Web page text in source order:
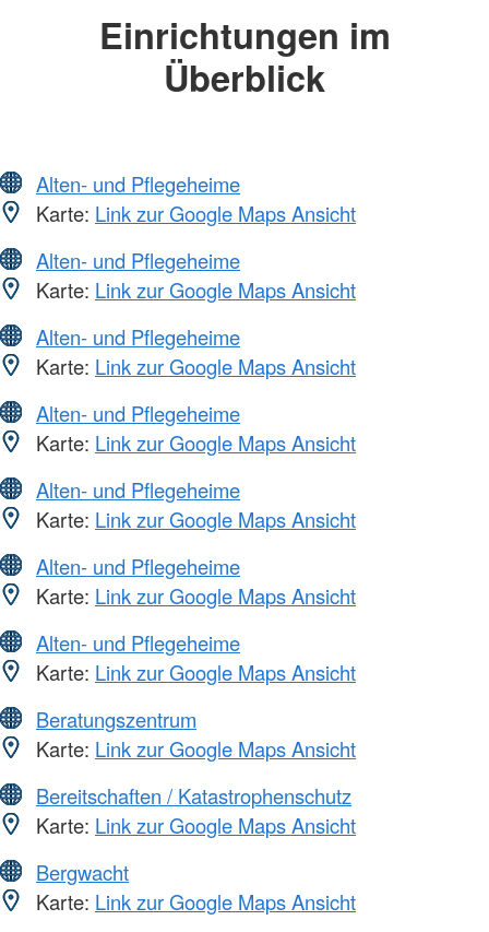
Einrichtungen im
Überblick
Alten- und Pflegeheime
Karte: Link zur Google Maps Ansicht
Alten- und Pflegeheime
Karte: Link zur Google Maps Ansicht
Alten- und Pflegeheime
Karte: Link zur Google Maps Ansicht
Alten- und Pflegeheime
Karte: Link zur Google Maps Ansicht
Alten- und Pflegeheime
Karte: Link zur Google Maps Ansicht
Alten- und Pflegeheime
Karte: Link zur Google Maps Ansicht
Alten- und Pflegeheime
Karte: Link zur Google Maps Ansicht
Beratungszentrum
Karte: Link zur Google Maps Ansicht
Bereitschaften / Katastrophenschutz
Karte: Link zur Google Maps Ansicht
Bergwacht
Karte: Link zur Google Maps Ansicht